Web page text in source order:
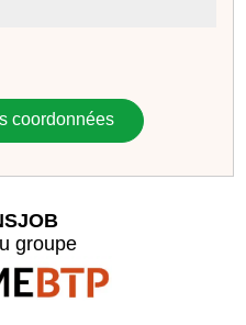
coordonnées
groupe